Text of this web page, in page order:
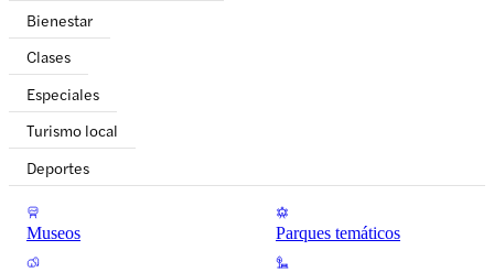
Bienestar
Clases
Especiales
Turismo local
Deportes
Museos Parques temáticos